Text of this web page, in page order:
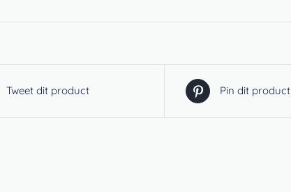
Tweet dit product Pin dit product